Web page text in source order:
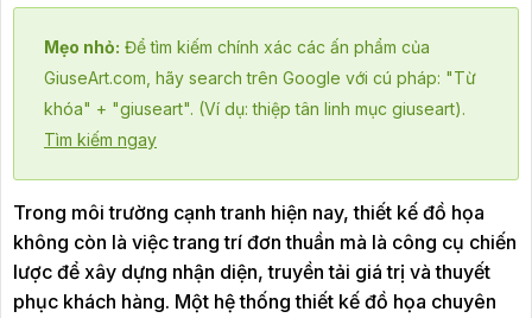
Mẹo nhỏ: Để tìm kiếm chính xác các ấn phẩm của
GiuseArt.com, hãy search trên Google với cú pháp: "Từ
khóa" + "giuseart". (Ví dụ: thiệp tân linh mục giuseart).
Tìm kiếm ngay
Trong môi trường cạnh tranh hiện nay, thiết kế đồ họa
không còn là việc trang trí đơn thuần mà là công cụ chiến
lược để xây dựng nhận diện, truyền tải giá trị và thuyết
phục khách hàng. Một hệ thống thiết kế đồ họa chuyên